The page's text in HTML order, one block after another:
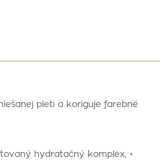
pleti a koriguje farebné
hydratačný komplex, •